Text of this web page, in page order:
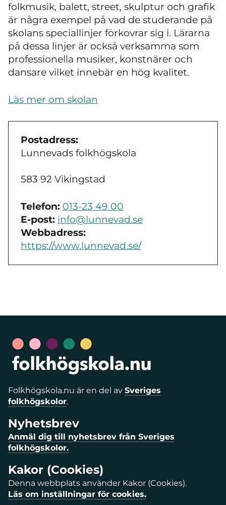
folkmusik, balett, street, skulptur och grafik
är några exempel på vad de studerande på
skolans speciallinjer förkovrar sig i. Lärarna
på dessa linjer är också verksamma som
professionella musiker, konstnärer och
dansare vilket innebär en hög kvalitet.
Läs mer om skolan
Postadress:
Lunnevads folkhögskola
583 92 Vikingstad
Telefon: 013-23 49 00
E-post: info@lunnevad.se
Webbadress:
https://www.lunnevad.se/
Folkhögskola.nu är en del av Sveriges
folkhögskolor.
Nyhetsbrev
Anmäl dig till nyhetsbrev från Sveriges
folkhögskolor.
Kakor (Cookies)
Denna webbplats använder Kakor (Cookies).
Läs om inställningar för cookies.